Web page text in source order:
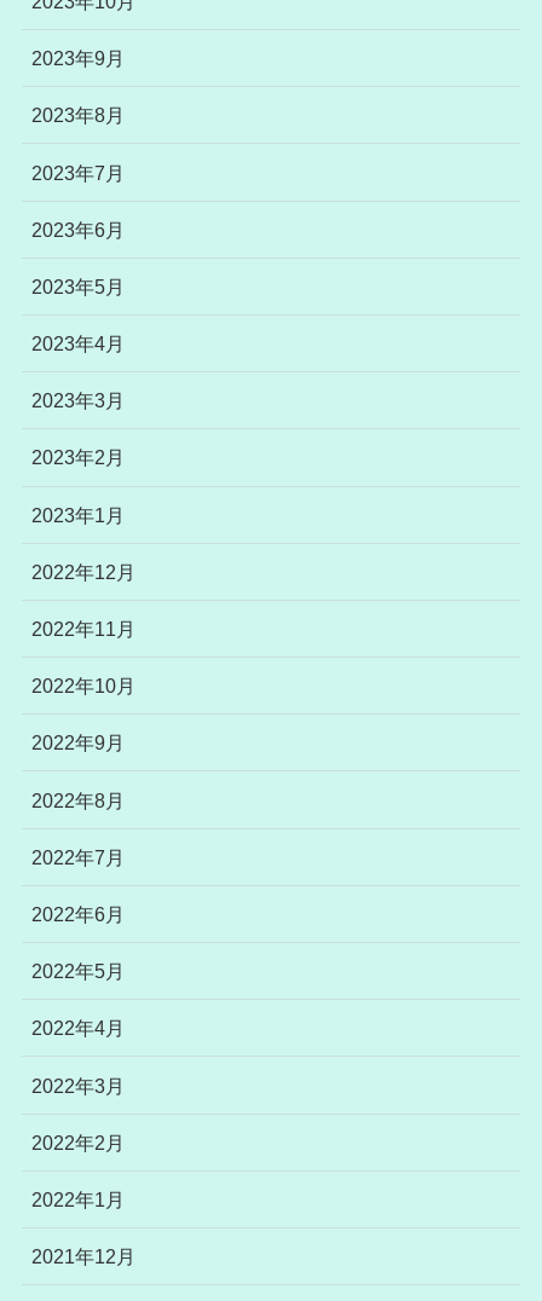
2023年9月
2023年8月
2023年7月
2023年6月
2023年5月
2023年4月
2023年3月
2023年2月
2023年1月
2022年12月
2022年11月
2022年10月
2022年9月
2022年8月
2022年7月
2022年6月
2022年5月
2022年4月
2022年3月
2022年2月
2022年1月
2021年12月